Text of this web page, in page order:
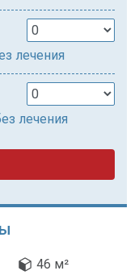
лечения
лечения
46 м²